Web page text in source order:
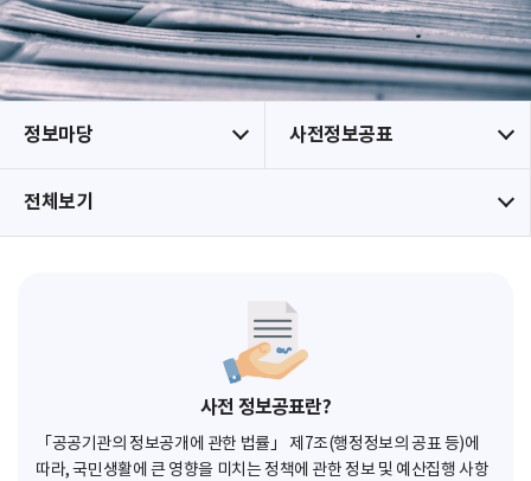
정보마당 사전정보공표
전체보기
사전 정보공표란?
「공공기관의 정보공개에 관한 법률」 제7조(행정정보의 공표 등)에
따라, 국민생활에 큰 영향을 미치는 정책에 관한 정보 및 예산집행 사항